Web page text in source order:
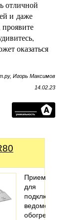
отличной
и даже
оказаться
Игорь Максимов
14.02.23
Приемник
для
подключения
ведомого
обогревателя